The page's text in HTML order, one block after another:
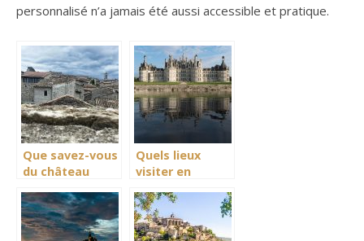
personnalisé n’a jamais été aussi accessible et pratique.
Que savez-vous
du château
Balazuc?
Quels lieux
visiter en